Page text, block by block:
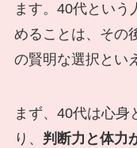
ます。40代という
めることは、その
の賢明な選択とい
まず、40代は心身
り、 判断力と体力